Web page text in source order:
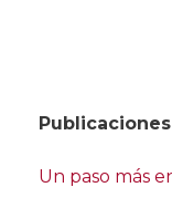
Un paso más